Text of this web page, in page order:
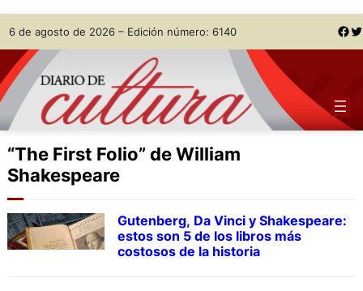
Skip
to
content
6 de agosto de 2026 – Edición número: 6140 Facebook Twitter
“The First Folio” de William
Shakespeare
Gutenberg, Da Vinci y Shakespeare:
estos son 5 de los libros más
costosos de la historia